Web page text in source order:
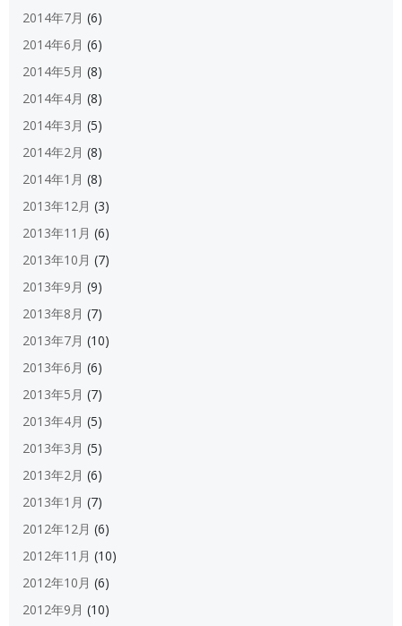
2014年7月 (6)
2014年6月 (6)
2014年5月 (8)
2014年4月 (8)
2014年3月 (5)
2014年2月 (8)
2014年1月 (8)
2013年12月 (3)
2013年11月 (6)
2013年10月 (7)
2013年9月 (9)
2013年8月 (7)
2013年7月 (10)
2013年6月 (6)
2013年5月 (7)
2013年4月 (5)
2013年3月 (5)
2013年2月 (6)
2013年1月 (7)
2012年12月 (6)
2012年11月 (10)
2012年10月 (6)
2012年9月 (10)